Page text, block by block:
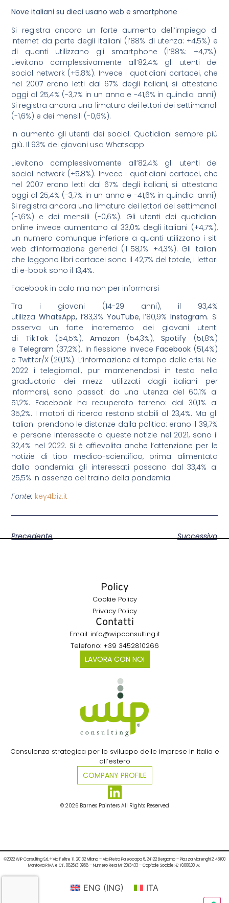
Nove italiani su dieci usano web e smartphone
Si registra ancora un forte aumento dell’impiego di
internet da parte degli italiani (l’88% di utenza: +4,5%) e
di quanti utilizzano gli smartphone (l’88%: +4,7%).
Lievitano complessivamente all’82,4% gli utenti dei
social network (+5,8%). Invece i quotidiani cartacei, che
nel 2007 erano letti dal 67% degli italiani, si attestano
oggi al 25,4% (-3,7% in un anno e -41,6% in quindici anni).
Si registra ancora una limatura dei lettori dei settimanali
(-1,6%) e dei mensili (-0,6%).
In aumento gli utenti dei social. Quotidiani sempre più
giù. Il 93% dei giovani usa Whatsapp
Lievitano complessivamente all’82,4% gli utenti dei
social network (+5,8%). Invece i quotidiani cartacei, che
nel 2007 erano letti dal 67% degli italiani, si attestano
oggi al 25,4% (-3,7% in un anno e -41,6% in quindici anni).
Si registra ancora una limatura dei lettori dei settimanali
(-1,6%) e dei mensili (-0,6%). Gli utenti dei quotidiani
online invece aumentano al 33,0% degli italiani (+4,7%),
un numero comunque inferiore a quanti utilizzano i siti
web d’informazione generici (il 58,1%: +4,3%). Gli italiani
che leggono libri cartacei sono il 42,7% del totale, i lettori
di e-book sono il 13,4%.
Facebook in calo ma non per informarsi
Tra i giovani (14-29 anni), il 93,4%
utilizzaWhatsApp, l’83,3% YouTube, l’80,9% Instagram. Si
osserva un forte incremento dei giovani utenti
di TikTok (54,5%), Amazon (54,3%),Spotify (51,8%)
e Telegram (37,2%). In flessione inveceFacebook (51,4%)
e Twitter/X (20,1%). L’informazione al tempo delle crisi. Nel
2022 i telegiornali, pur mantenendosi in testa nella
graduatoria dei mezzi utilizzati dagli italiani per
informarsi, sono passati da una utenza del 60,1% al
51,2%. Facebook ha recuperato terreno: dal 30,1% al
35,2%. I motori di ricerca restano stabili al 23,4%. Ma gli
italiani prendono le distanze dalla politica: erano il 39,7%
le persone interessate a queste notizie nel 2021, sono il
32,4% nel 2022. Si è affievolita anche l’attenzione per le
notizie di tipo medico-scientifico, prima alimentata
dalla pandemia: gli interessati passano dal 33,4% al
25,5% in assenza del traino della pandemia.
Fonte: key4biz.it
Precedente Successivo
Consulenza strategica per lo sviluppo delle imprese in Italia e
all’estero​
COMPANY PROFILE
© 2026 Barnes Painters All Rights Reserved
Policy
Cookie Policy
Privacy Policy
Contatti
Email: info@wipconsulting.it
Telefono: +39 3452810266
LAVORA CON NOI
©2022 WIP Consulting S.r.l. ® Via Feltre 11, 20132 Milano – Via Pietro Paleocapa 6, 24122 Bergamo – Piazza Marenghi 2, 46100
Mantova P.IVA e C.F. 08261310968 – Numero Rea: MI-2013433 – Capitale Sociale: € 10.000,00 I.V.
ENG (ING) ITA